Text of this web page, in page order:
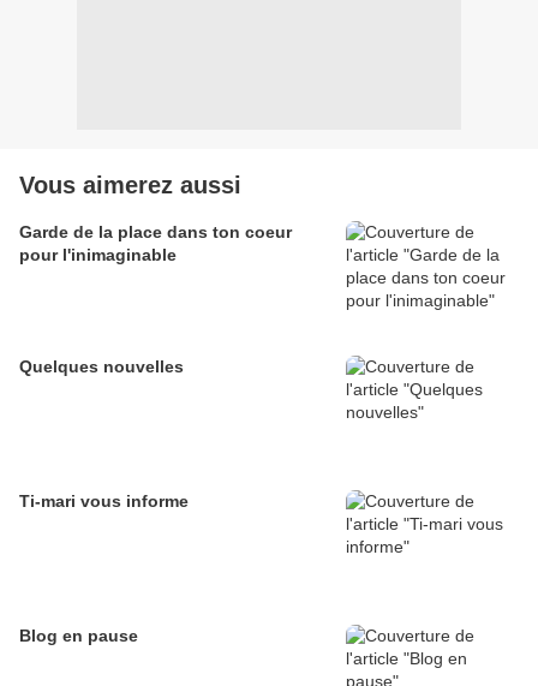
Vous aimerez aussi
Garde de la place dans ton coeur
pour l'inimaginable
Quelques nouvelles
Ti-mari vous informe
Blog en pause